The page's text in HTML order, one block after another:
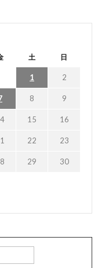
土 日
1 2
8 9
15 16
22 23
29 30